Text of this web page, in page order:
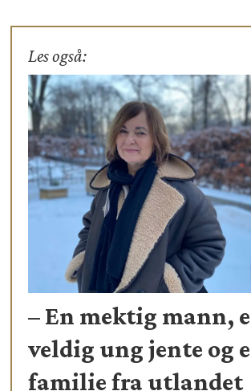
Les også:
– En mektig mann,
veldig ung jente og
familie fra utlandet